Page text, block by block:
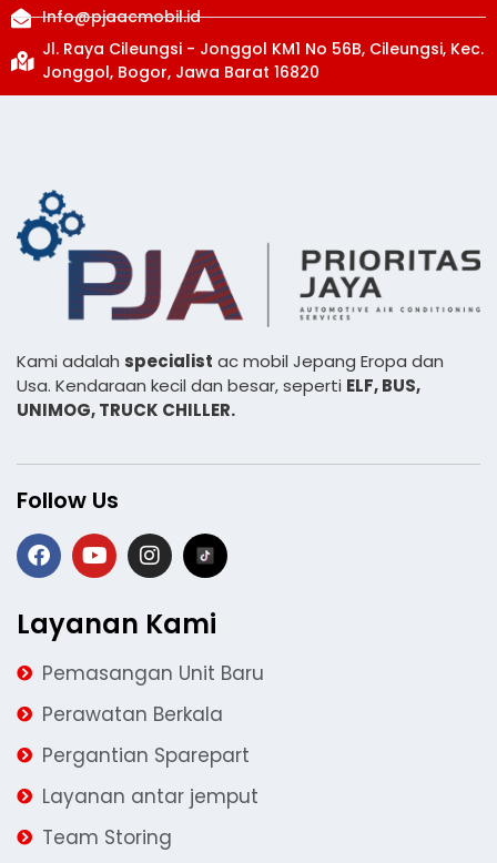
Info@pjaacmobil.id
Jl. Raya Cileungsi - Jonggol KM1 No 56B, Cileungsi, Kec.
Jonggol, Bogor, Jawa Barat 16820
Kami adalah specialist ac mobil Jepang Eropa dan
Usa. Kendaraan kecil dan besar, seperti ELF, BUS,
UNIMOG, TRUCK CHILLER.
Follow Us
Layanan Kami
Pemasangan Unit Baru
Perawatan Berkala
Pergantian Sparepart
Layanan antar jemput
Team Storing